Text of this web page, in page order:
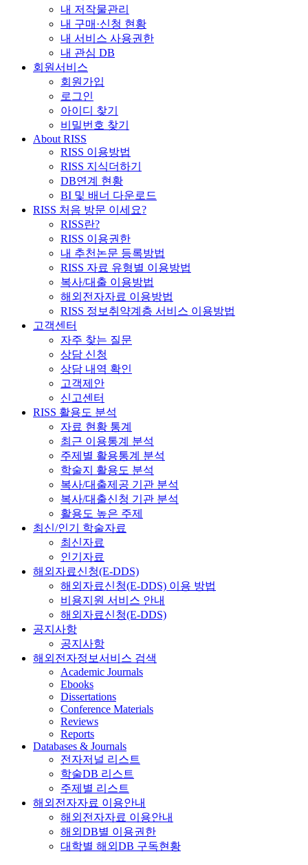
내 저작물관리
내 구매·신청 현황
내 서비스 사용권한
내 관심 DB
회원서비스
회원가입
로그인
아이디 찾기
비밀번호 찾기
About RISS
RISS 이용방법
RISS 지식더하기
DB연계 현황
BI 및 배너 다운로드
RISS 처음 방문 이세요?
RISS란?
RISS 이용권한
내 추천논문 등록방법
RISS 자료 유형별 이용방법
복사/대출 이용방법
해외전자자료 이용방법
RISS 정보취약계층 서비스 이용방법
고객센터
자주 찾는 질문
상담 신청
상담 내역 확인
고객제안
신고센터
RISS 활용도 분석
자료 현황 통계
최근 이용통계 분석
주제별 활용통계 분석
학술지 활용도 분석
복사/대출제공 기관 분석
복사/대출신청 기관 분석
활용도 높은 주제
최신/인기 학술자료
최신자료
인기자료
해외자료신청(E-DDS)
해외자료신청(E-DDS) 이용 방법
비용지원 서비스 안내
해외자료신청(E-DDS)
공지사항
공지사항
해외전자정보서비스 검색
Academic Journals
Ebooks
Dissertations
Conference Materials
Reviews
Reports
Databases & Journals
전자저널 리스트
학술DB 리스트
주제별 리스트
해외전자자료 이용안내
해외전자자료 이용안내
해외DB별 이용권한
대학별 해외DB 구독현황